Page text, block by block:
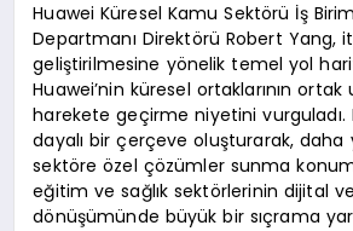
Huawei Küresel Kamu Sektörü İş
Departmanı Direktörü Robert Yang,
geliştirilmesine yönelik temel yol
Huawei’nin küresel ortaklarının ortak
harekete geçirme niyetini vurguladı.
dayalı bir çerçeve oluşturarak, daha
sektöre özel çözümler sunma
eğitim ve sağlık sektörlerinin dijital ve
dönüşümünde büyük bir sıçrama